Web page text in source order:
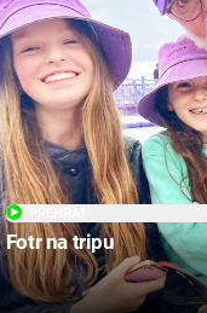
Fotr na tripu